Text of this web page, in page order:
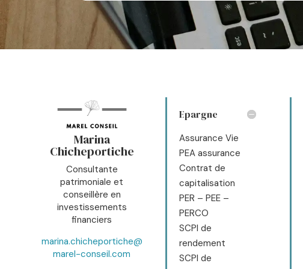
Marina
Chicheportiche
Consultante
patrimoniale et
conseillère en
investissements
financiers
marina.chicheportiche@
marel-conseil.com
Epargne
Assurance Vie
PEA assurance
Contrat de
capitalisation
PER – PEE –
PERCO
SCPI de
rendement
SCPI de